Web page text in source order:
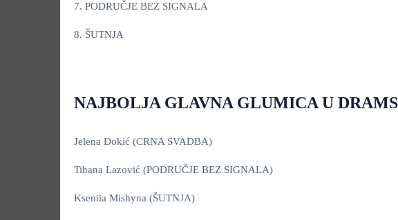
7. PODRUČJE BEZ SIGNALA
8. ŠUTNJA
NAJBOLJA GLAVNA GLUMICA U
Jelena Đokić (CRNA SVADBA)
Tihana Lazović (PODRUČJE BEZ SIGNALA)
Kseniia Mishyna (ŠUTNJA)